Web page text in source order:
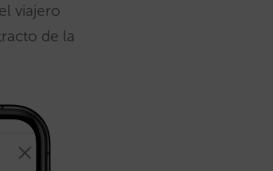
viajero
de la